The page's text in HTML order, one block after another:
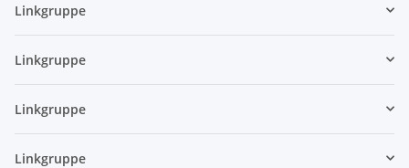
Linkgruppe
Linkgruppe
Linkgruppe
Linkgruppe